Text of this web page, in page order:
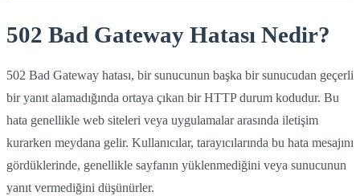
502 Bad Gateway Hatası Nedir?
502 Bad Gateway hatası, bir sunucunun başka bir sunucudan geçerli
bir yanıt alamadığında ortaya çıkan bir HTTP durum kodudur. Bu
hata genellikle web siteleri veya uygulamalar arasında iletişim
kurarken meydana gelir. Kullanıcılar, tarayıcılarında bu hata mesajını
gördüklerinde, genellikle sayfanın yüklenmediğini veya sunucunun
yanıt vermediğini düşünürler.